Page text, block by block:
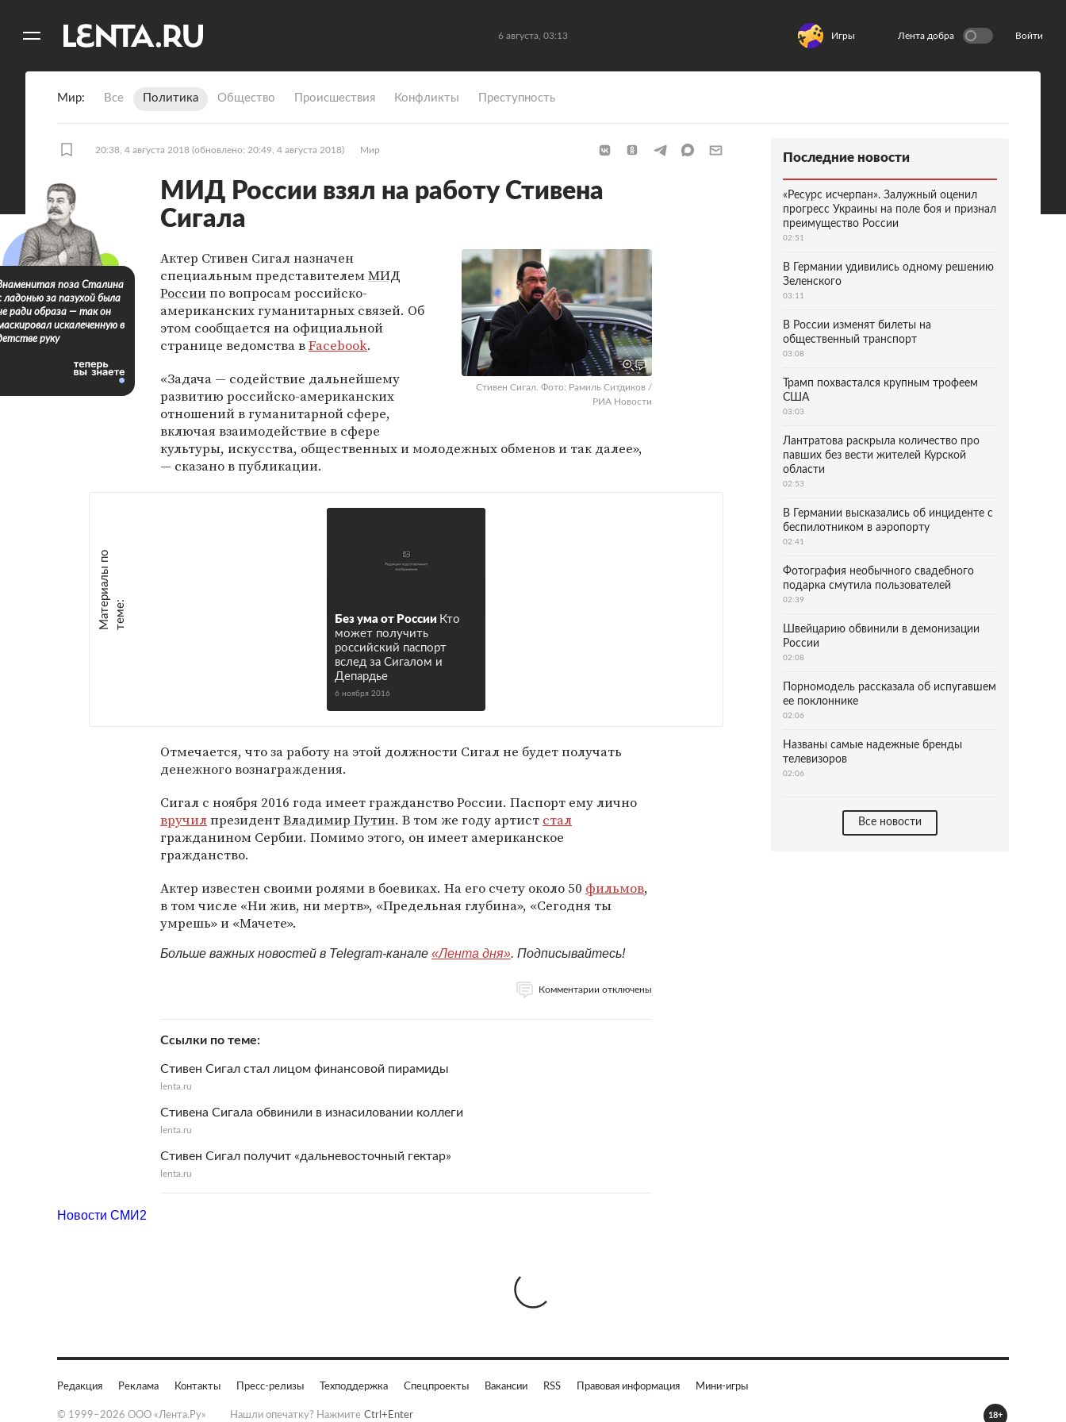
6 августа, 03:13 Игры Лента добра Войти
Мир Все Политика Общество Происшествия Конфликты Преступность
20:38, 4 августа 2018 (обновлено: 20:49, 4 августа 2018) Мир
МИД России взял на работу Стивена
Сигала
Стивен Сигал. Фото: Рамиль Ситдиков /
РИА Новости
Актер Стивен Сигал назначен
специальным представителемМИД
Россиипо вопросам российско-
американских гуманитарных связей. Об
этом сообщается на официальной
странице ведомства вFacebook.
«Задача — содействие дальнейшему
развитию российско-американских
отношений в гуманитарной сфере,
включая взаимодействие в сфере
культуры, искусства, общественных и молодежных обменов и так далее»,
— сказано в публикации.
М
а
т е
р
и
а
л
ы
п
о
т
е
м
е : Без ума от России Кто
может получить
российский паспорт
вслед за Сигалом и
Депардье
6 ноября 2016
Отмечается, что за работу на этой должности Сигал не будет получать
денежного вознаграждения.
Сигал с ноября 2016 года имеет гражданство России. Паспорт ему лично
вручилпрезидентВладимир Путин. В том же году артист стал
гражданином Сербии. Помимо этого, он имеет американское
гражданство.
Актер известен своими ролями в боевиках. На его счету около 50 фильмов,
в том числе «Ни жив, ни мертв», «Предельная глубина», «Сегодня ты
умрешь» и «Мачете».
Больше важных новостей в Telegram-канале «Лента дня». Подписывайтесь!
Комментарии отключены
Ссылки по теме
Стивен Сигал стал лицом финансовой пирамиды
lenta.ru
Стивена Сигала обвинили в изнасиловании коллеги
lenta.ru
Стивен Сигал получит «дальневосточный гектар»
lenta.ru
поза Сталина
ладонью за пазухой была
ради образа — так он
искалеченную в
руку
Последние новости
«Ресурс исчерпан». Залужный оценил
прогресс Украины на поле боя и признал
преимущество России
02:51
В Германии удивились одному решению
Зеленского
03:11
В России изменят билеты на
общественный транспорт
03:08
Трамп похвастался крупным трофеем
США
03:03
Лантратова раскрыла количество про
павших без вести жителей Курской
области
02:53
В Германии высказались об инциденте с
беспилотником в аэропорту
02:41
Фотография необычного свадебного
подарка смутила пользователей
02:39
Швейцарию обвинили в демонизации
России
02:08
Порномодель рассказала об испугавшем
ее поклоннике
02:06
Названы самые надежные бренды
телевизоров
02:06
Все новости
Новости СМИ2
Редакция Реклама Контакты Пресс-релизы Техподдержка Спецпроекты Вакансии RSS Правовая информация Мини-игры
© 1999–2026 ООО «Лента.Ру» Нашли опечатку? Нажмите Ctrl+Enter 18+